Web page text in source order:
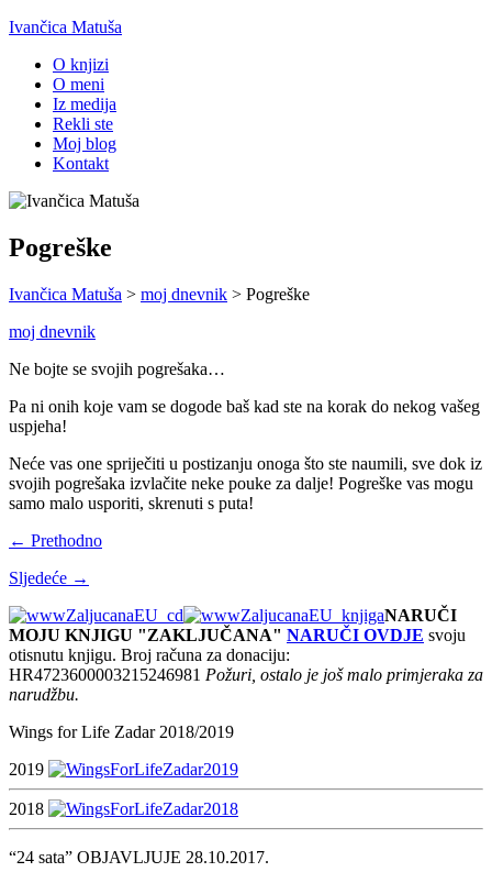
Ivančica Matuša
O knjizi
O meni
Iz medija
Rekli ste
Moj blog
Kontakt
Pogreške
Ivančica Matuša > moj dnevnik > Pogreške
moj dnevnik
Ne bojte se svojih pogrešaka…
Pa ni onih koje vam se dogode baš kad ste na korak do nekog vašeg
uspjeha!
Neće vas one spriječiti u postizanju onoga što ste naumili, sve dok iz
svojih pogrešaka izvlačite neke pouke za dalje! Pogreške vas mogu
samo malo usporiti, skrenuti s puta!
← Prethodno
Sljedeće →
NARUČI
MOJU KNJIGU "ZAKLJUČANA" NARUČI OVDJE svoju
otisnutu knjigu. Broj računa za donaciju:
HR4723600003215246981 Požuri, ostalo je još malo primjeraka za
narudžbu.
Wings for Life Zadar 2018/2019
2019
2018
“24 sata” OBJAVLJUJE 28.10.2017.